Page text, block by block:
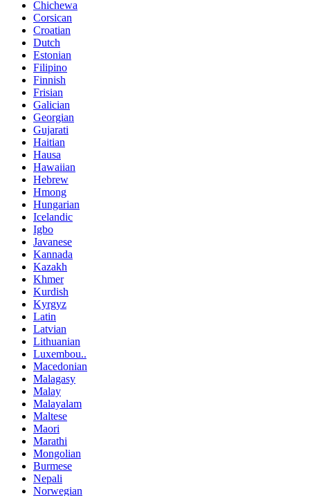
Chichewa
Corsican
Croatian
Dutch
Estonian
Filipino
Finnish
Frisian
Galician
Georgian
Gujarati
Haitian
Hausa
Hawaiian
Hebrew
Hmong
Hungarian
Icelandic
Igbo
Javanese
Kannada
Kazakh
Khmer
Kurdish
Kyrgyz
Latin
Latvian
Lithuanian
Luxembou..
Macedonian
Malagasy
Malay
Malayalam
Maltese
Maori
Marathi
Mongolian
Burmese
Nepali
Norwegian